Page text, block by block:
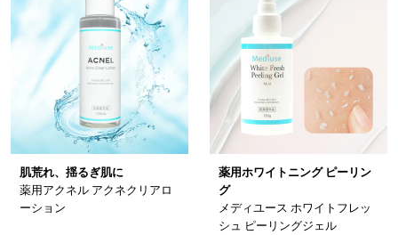
肌荒れ、揺るぎ肌に
薬用アクネル アクネクリアロ
ーション
薬用ホワイトニング ピーリン
グ
メディユース ホワイトフレッ
シュ ピーリングジェル